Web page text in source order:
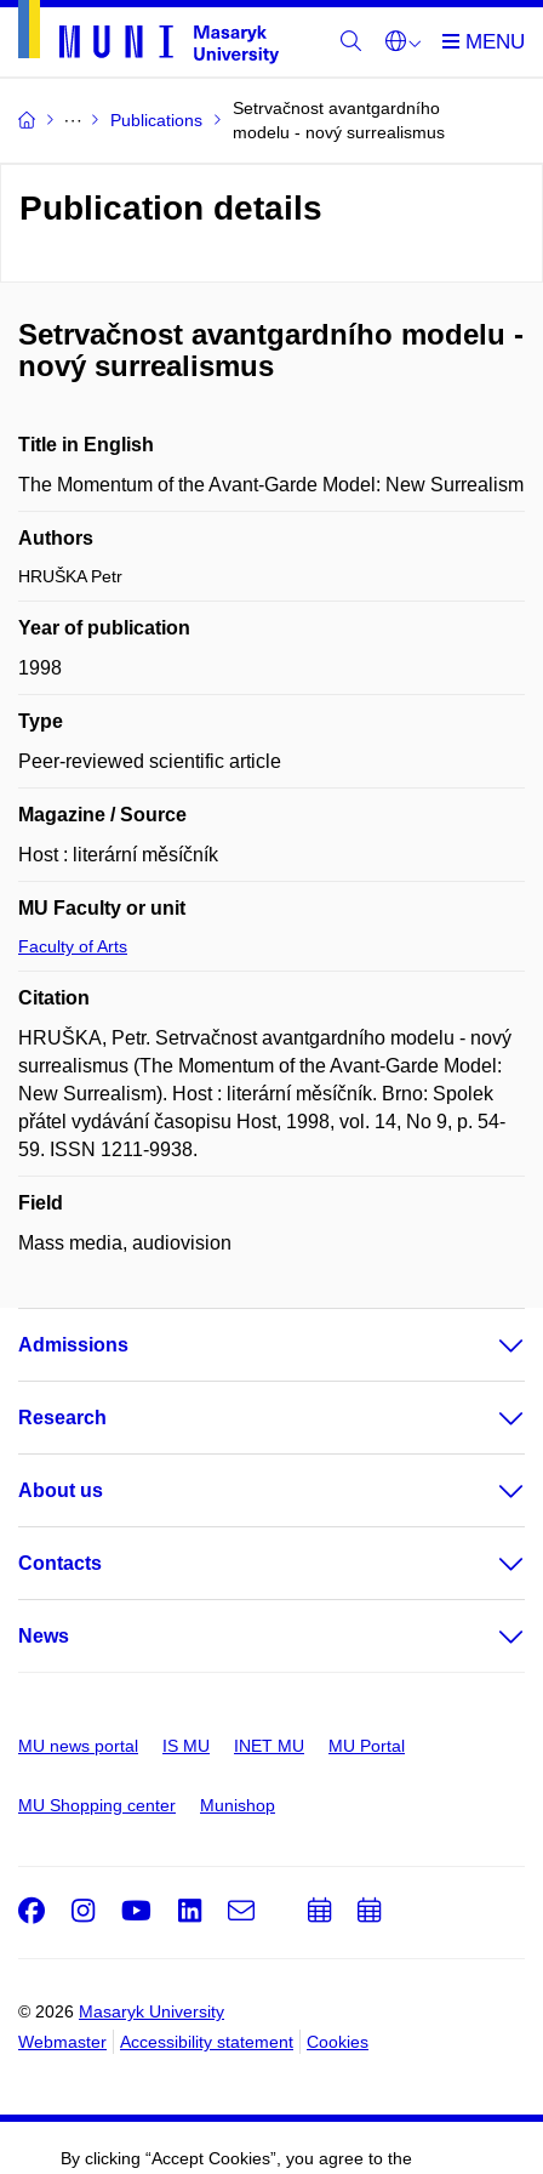
Publications
Setrvačnost avantgardního
modelu - nový surrealismus
Publication details
Setrvačnost avantgardního modelu -
nový surrealismus
Title in English
The Momentum of the Avant-Garde Model: New Surrealism
Authors
HRUŠKA Petr
Year of publication
1998
Type
Peer-reviewed scientific article
Magazine / Source
Host : literární měsíčník
MU Faculty or unit
Faculty of Arts
Citation
HRUŠKA, Petr. Setrvačnost avantgardního modelu - nový
surrealismus (The Momentum of the Avant-Garde Model:
New Surrealism). Host : literární měsíčník. Brno: Spolek
přátel vydávání časopisu Host, 1998, vol. 14, No 9, p. 54-
59. ISSN 1211-9938.
Field
Mass media, audiovision
Admissions
Research
About us
Contacts
News
MU news portal IS MU INET MU MU Portal
MU Shopping center Munishop
© 2026 Masaryk University
Webmaster
Accessibility statement Cookies
Facebook
Instagram
Youtube
LinkedIn
e-
AddAdd
By clicking “Accept Cookies”, you agree to the